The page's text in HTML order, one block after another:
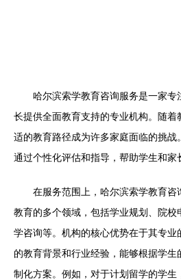
哈尔滨索学教育咨询服务是一家专
长提供全面教育支持的专业机构。随着
适的教育路径成为许多家庭面临的挑
通过个性化评估和指导，帮助学生和家
在服务范围上，哈尔滨索学教育
教育的多个领域，包括学业规划、院校
学咨询等。机构的核心优势在于其专业
的教育背景和行业经验，能够根据学
制化方案。例如，对于计划留学的学生